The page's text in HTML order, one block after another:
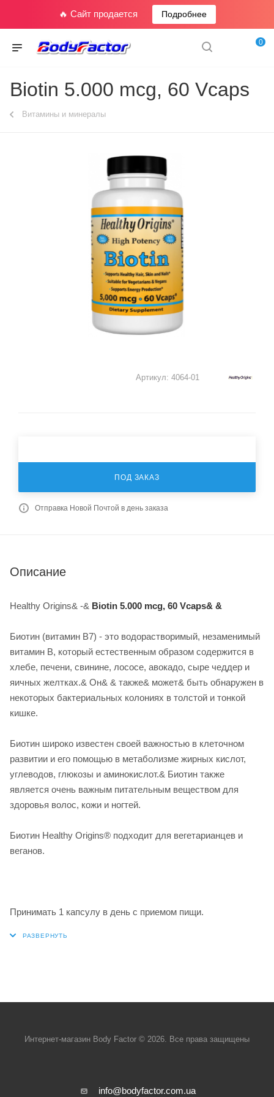
🔥 Сайт продается Подробнее
0
Biotin 5.000 mcg, 60 Vcaps
Витамины и минералы
Артикул: 4064-01
ПОД ЗАКАЗ
Отправка Новой Почтой в день заказа
Описание
Healthy Origins& -& Biotin 5.000 mcg, 60 Vcaps& &
Биотин (витамин B7) - это водорастворимый, незаменимый
витамин B, который естественным образом содержится в
хлебе, печени, свинине, лососе, авокадо, сыре чеддер и
яичных желтках.& Он& & также& может& быть обнаружен в
некоторых бактериальных колониях в толстой и тонкой
кишке.
Биотин широко известен своей важностью в клеточном
развитии и его помощью в метаболизме жирных кислот,
углеводов, глюкозы и аминокислот.& Биотин также
является очень важным питательным веществом для
здоровья волос, кожи и ногтей.
Биотин Healthy Origins® подходит для вегетарианцев и
веганов.
Принимать 1 капсулу в день с приемом пищи.
Интернет-магазин Body Factor © 2026. Все права защищены
info@bodyfactor.com.ua